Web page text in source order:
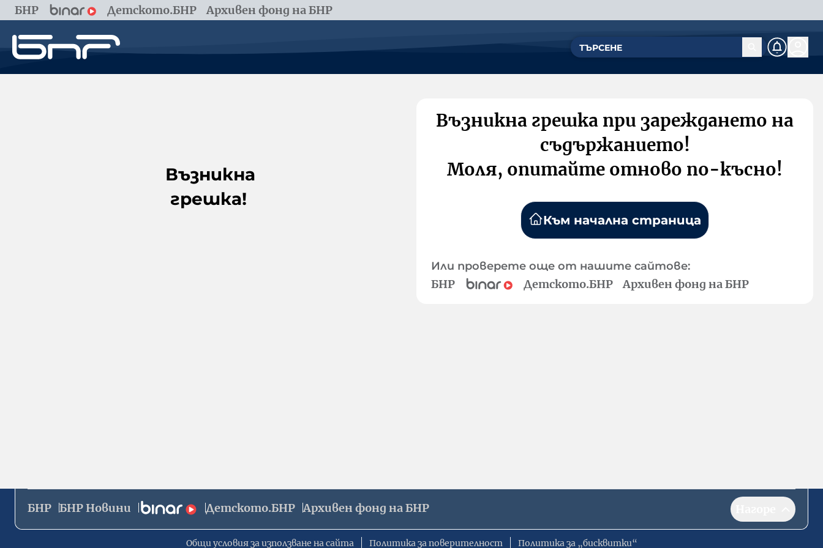
БНР Детското.БНР Архивен фонд на БНР
Възникна
грешка!
Възникна грешка при зареждането на
съдържанието!
Моля, опитайте отново по-късно!
Към начална страница
Или проверете още от нашите сайтове:
БНР Детското.БНР Архивен фонд на БНР
БНР БНР Новини Детското.БНР Архивен фонд на БНР
Общи условия за използване на сайта Политика за поверителност Политика за „бисквитки“